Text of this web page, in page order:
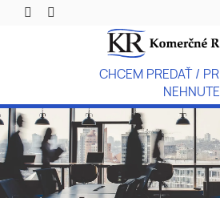
CHCEM PREDAŤ /